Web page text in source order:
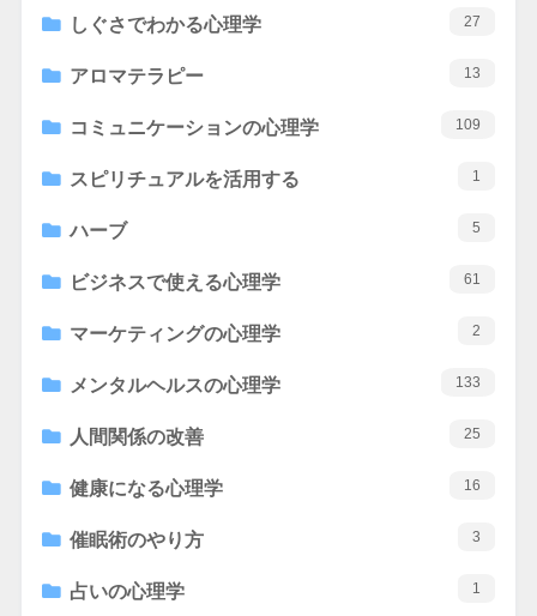
しぐさでわかる心理学 27
アロマテラピー 13
コミュニケーションの心理学 109
スピリチュアルを活用する 1
ハーブ 5
ビジネスで使える心理学 61
マーケティングの心理学 2
メンタルヘルスの心理学 133
人間関係の改善 25
健康になる心理学 16
催眠術のやり方 3
占いの心理学 1